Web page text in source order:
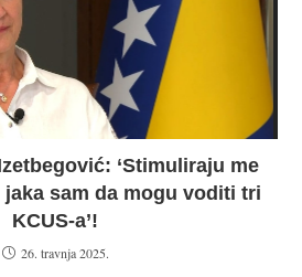
‘Stimuliraju me
jaka sam da mogu voditi tri
KCUS-a’!
26. travnja 2025.